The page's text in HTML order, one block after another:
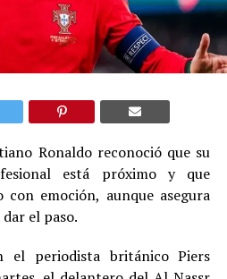
Ronaldo reconoció que su
está próximo y que
emoción, aunque asegura
el paso.
el periodista británico Piers